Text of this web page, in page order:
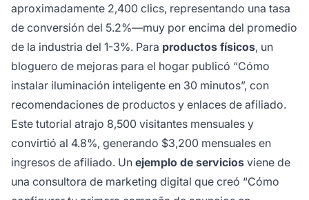
aproximadamente 2,400 clics, representando una tasa
de conversión del 5.2%—muy por encima del promedio
de la industria del 1-3%. Para productos físicos, un
bloguero de mejoras para el hogar publicó “Cómo
instalar iluminación inteligente en 30 minutos”, con
recomendaciones de productos y enlaces de afiliado.
Este tutorial atrajo 8,500 visitantes mensuales y
convirtió al 4.8%, generando $3,200 mensuales en
ingresos de afiliado. Un ejemplo de servicios viene de
una consultora de marketing digital que creó “Cómo